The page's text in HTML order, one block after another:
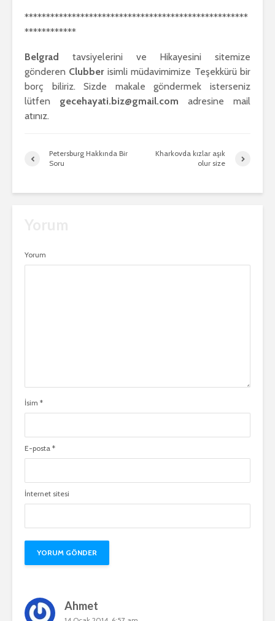
****************************************************
************
Belgrad tavsiyelerini ve Hikayesini sitemize
gönderen Clubberisimli müdavimimize Teşekkürü bir
borç biliriz. Sizde makale göndermek isterseniz
lütfen gecehayati.biz@gmail.com adresine mail
atınız.
Petersburg Hakkında Bir
Soru
Kharkovda kızlar aşık
olur size
Yorum
İsim *
E-posta *
İnternet sitesi
Ahmet